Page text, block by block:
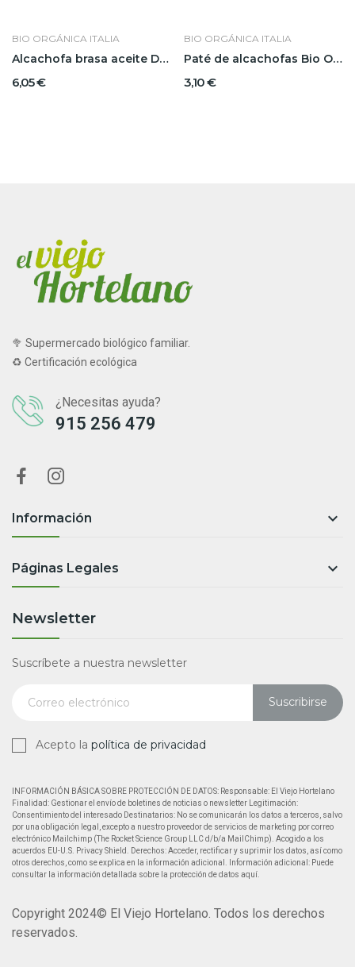
BIO ORGÁNICA ITALIA
Alcachofa brasa aceite Demeter Bio Organica...
6,05 €
BIO ORGÁNICA ITALIA
Paté de alcachofas Bio Organica Italia 100 g
3,10 €
🥦 Supermercado biológico familiar.
♻ Certificación ecológica
¿Necesitas ayuda?
915 256 479
Información 
Páginas Legales 
Newsletter
Suscríbete a nuestra newsletter
Suscribirse
Acepto la política de privacidad
INFORMACIÓN BÁSICA SOBRE PROTECCIÓN DE DATOS: Responsable: El Viejo Hortelano
Finalidad: Gestionar el envío de boletines de noticias o newsletter Legitimación:
Consentimiento del interesado Destinatarios: No se comunicarán los datos a terceros, salvo
por una obligación legal, excepto a nuestro proveedor de servicios de marketing por correo
electrónico Mailchimp (The Rocket Science Group LLC d/b/a MailChimp). Acogido a los
acuerdos EU-U.S. Privacy Shield. Derechos: Acceder, rectificar y suprimir los datos, así como
otros derechos, como se explica en la información adicional. Información adicional: Puede
consultar la información detallada sobre la protección de datos aquí.
Copyright 2024© El Viejo Hortelano. Todos los derechos
reservados.